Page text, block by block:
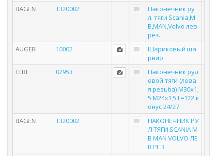
BAGEN
T320002
Наконечник ру
л. тяги Scania,M
B,MAN,Volvo лев.
рез.
AUGER
10002
Шариковый ша
рнир
FEBI
02953
Наконечник рул
евой тяги (лева
я резьба) M30x1,
5 M24x1,5 L=122 к
онус 24/27
BAGEN
T320002
НАКОНЕЧНИК РУ
Л ТЯГИ SCANIA M
B MAN VOLVO ЛЕ
В РЕЗ